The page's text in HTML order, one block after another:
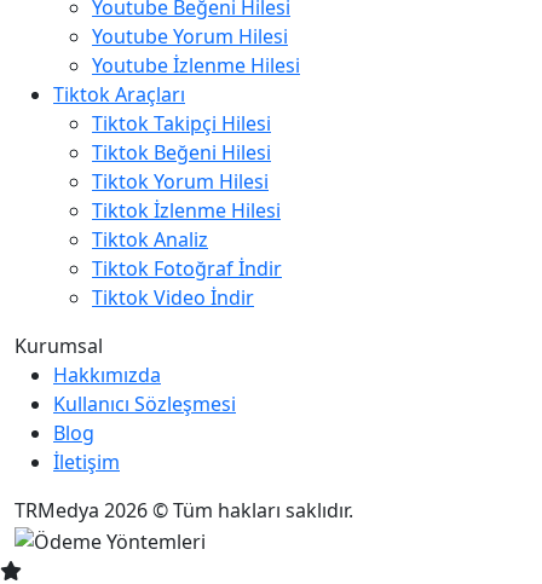
Youtube Beğeni Hilesi
Youtube Yorum Hilesi
Youtube İzlenme Hilesi
Tiktok Araçları
Tiktok Takipçi Hilesi
Tiktok Beğeni Hilesi
Tiktok Yorum Hilesi
Tiktok İzlenme Hilesi
Tiktok Analiz
Tiktok Fotoğraf İndir
Tiktok Video İndir
Kurumsal
Hakkımızda
Kullanıcı Sözleşmesi
Blog
İletişim
TRMedya 2026 © Tüm hakları saklıdır.